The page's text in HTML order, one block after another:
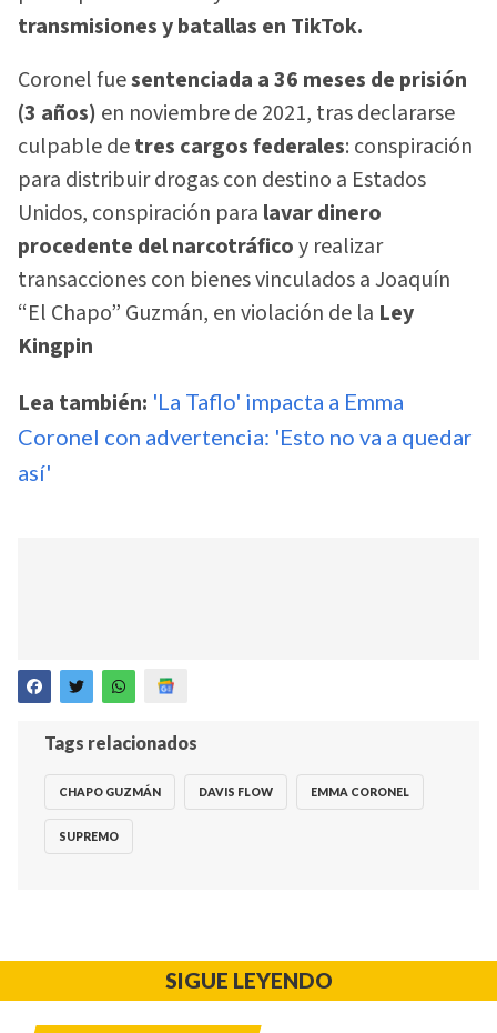
transmisiones y batallas en TikTok.
Coronel fuesentenciada a 36 meses de prisión
(3 años) en noviembre de 2021, tras declararse
culpable detres cargos federales: conspiración
para distribuir drogas con destino a Estados
Unidos, conspiración para lavar dinero
procedente del narcotráficoy realizar
transacciones con bienes vinculados a Joaquín
“El Chapo” Guzmán, en violación de la Ley
Kingpin
Lea también: 'La Taflo' impacta a Emma
Coronel con advertencia: 'Esto no va a quedar
así'
Tags relacionados
CHAPO GUZMÁN DAVIS FLOW EMMA CORONEL
SUPREMO
SIGUE LEYENDO